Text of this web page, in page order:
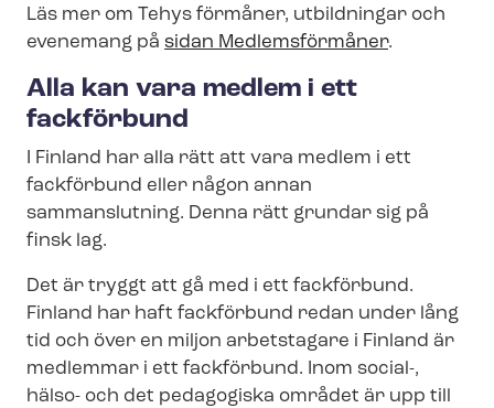
Läs mer om Tehys förmåner, utbildningar och
evenemang på sidan Medlemsförmåner.
Alla kan vara medlem i ett
fackförbund
I Finland har alla rätt att vara medlem i ett
fackförbund eller någon annan
sammanslutning. Denna rätt grundar sig på
finsk lag.
Det är tryggt att gå med i ett fackförbund.
Finland har haft fackförbund redan under lång
tid och över en miljon arbetstagare i Finland är
medlemmar i ett fackförbund. Inom social-,
hälso- och det pedagogiska området är upp till